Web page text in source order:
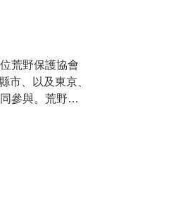
荒野保護協會
市、以及東京、
參與。荒野保
動，募集65萬
示，關燈不只
家打烊之後，